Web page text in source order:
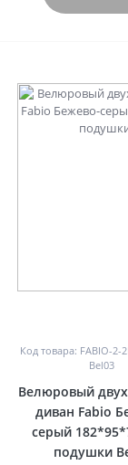
Код товара: FABIO-2-
Bel03
Велюровый
диван Fabio
серый
подушки